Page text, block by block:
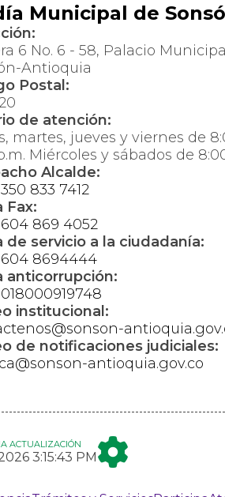
Municipal de
6 No. 6 - 58, Palacio
Antioquia
Postal:
de atención:
martes, jueves y viernes de
Miércoles y sábados de
Alcalde:
833 7412
Fax:
604 869 4052
de servicio a la ciudadanía:
604 8694444
anticorrupción:
institucional:
de notificaciones judiciales:
antioquia.gov.co
ACTUALIZACIÓN
3:15:43 PM